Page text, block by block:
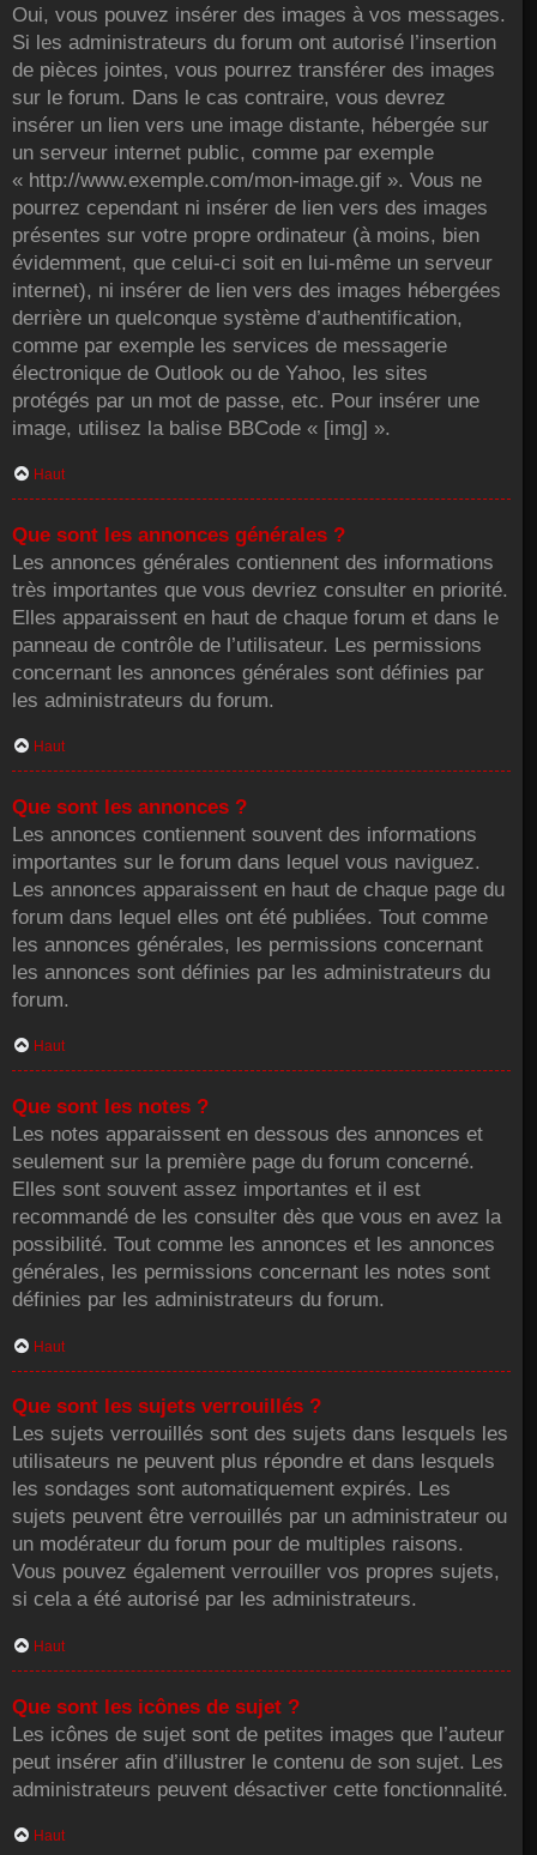
Oui, vous pouvez insérer des images à vos messages.
Si les administrateurs du forum ont autorisé l’insertion
de pièces jointes, vous pourrez transférer des images
sur le forum. Dans le cas contraire, vous devrez
insérer un lien vers une image distante, hébergée sur
un serveur internet public, comme par exemple
« http://www.exemple.com/mon-image.gif ». Vous ne
pourrez cependant ni insérer de lien vers des images
présentes sur votre propre ordinateur (à moins, bien
évidemment, que celui-ci soit en lui-même un serveur
internet), ni insérer de lien vers des images hébergées
derrière un quelconque système d’authentification,
comme par exemple les services de messagerie
électronique de Outlook ou de Yahoo, les sites
protégés par un mot de passe, etc. Pour insérer une
image, utilisez la balise BBCode « [img] ».
Haut
Que sont les annonces générales ?
Les annonces générales contiennent des informations
très importantes que vous devriez consulter en priorité.
Elles apparaissent en haut de chaque forum et dans le
panneau de contrôle de l’utilisateur. Les permissions
concernant les annonces générales sont définies par
les administrateurs du forum.
Haut
Que sont les annonces ?
Les annonces contiennent souvent des informations
importantes sur le forum dans lequel vous naviguez.
Les annonces apparaissent en haut de chaque page du
forum dans lequel elles ont été publiées. Tout comme
les annonces générales, les permissions concernant
les annonces sont définies par les administrateurs du
forum.
Haut
Que sont les notes ?
Les notes apparaissent en dessous des annonces et
seulement sur la première page du forum concerné.
Elles sont souvent assez importantes et il est
recommandé de les consulter dès que vous en avez la
possibilité. Tout comme les annonces et les annonces
générales, les permissions concernant les notes sont
définies par les administrateurs du forum.
Haut
Que sont les sujets verrouillés ?
Les sujets verrouillés sont des sujets dans lesquels les
utilisateurs ne peuvent plus répondre et dans lesquels
les sondages sont automatiquement expirés. Les
sujets peuvent être verrouillés par un administrateur ou
un modérateur du forum pour de multiples raisons.
Vous pouvez également verrouiller vos propres sujets,
si cela a été autorisé par les administrateurs.
Haut
Que sont les icônes de sujet ?
Les icônes de sujet sont de petites images que l’auteur
peut insérer afin d’illustrer le contenu de son sujet. Les
administrateurs peuvent désactiver cette fonctionnalité.
Haut